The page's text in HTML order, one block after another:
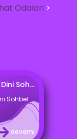
Odalari >
Bayanlar İçin Dini Sohbet Yerleri
Sohbet
devamı